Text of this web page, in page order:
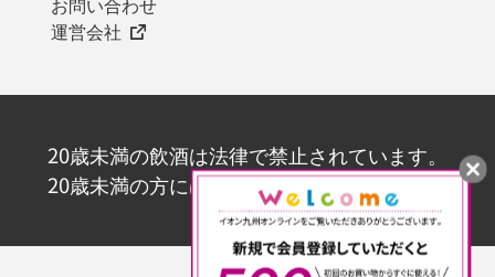
運営会社
20歳未満の飲酒は法律で禁止されています。
20歳未満の方にはお酒を販売いたしません。